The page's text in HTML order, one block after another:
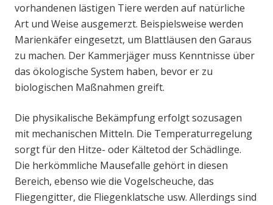
vorhandenen lästigen Tiere werden auf natürliche
Art und Weise ausgemerzt. Beispielsweise werden
Marienkäfer eingesetzt, um Blattläusen den Garaus
zu machen. Der Kammerjäger muss Kenntnisse über
das ökologische System haben, bevor er zu
biologischen Maßnahmen greift.
Die physikalische Bekämpfung erfolgt sozusagen
mit mechanischen Mitteln. Die Temperaturregelung
sorgt für den Hitze- oder Kältetod der Schädlinge.
Die herkömmliche Mausefalle gehört in diesen
Bereich, ebenso wie die Vogelscheuche, das
Fliegengitter, die Fliegenklatsche usw. Allerdings sind